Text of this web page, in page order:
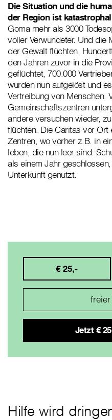
Die Situation und die
der Region ist
Goma mehr als 3000
voller Verwundeter. Und die
der Gewalt flüchten.
den Jahren zuvor in die
geflüchtet, 700.000
wurden nun aufgelöst und
Vertreibung von Menschen.
Gemeinschaftszentren
andere versuchen wieder,
flüchten. Die Caritas vor Ort
Zentren, wo vorher z.B. in
leben, die nun leer sind.
als einem Jahr
Unterkunft genutzt.
€ 25,-
Hilfe wird